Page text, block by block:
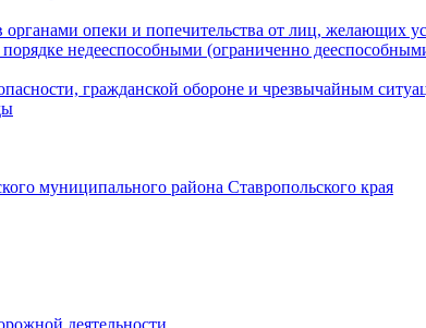
опеки и попечительства от лиц, желающих
недееспособными (ограниченно
гражданской оборонe и чрезвычайным
муниципального района Ставропольского края
деятельности